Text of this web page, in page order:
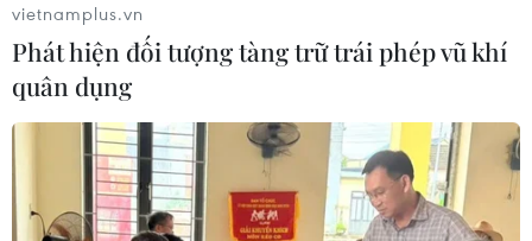
Công nghệ AI từ OPES gây ấn tượng
tại Vietnam Insurance Summit 2026
05/08/2026 08:10
Từ thương cảng Sài Gòn đến trung
tâm tài chính quốc tế nhìn từ
vietnamplus.vn
Phát hiện đối tượng tàng trữ trái phép vũ khí
quân dụng